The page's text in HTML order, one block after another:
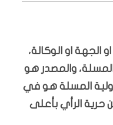
الجهة او الوكالة،
والمصدر هو
المسلة هو في
حرية الرأي بأعلى